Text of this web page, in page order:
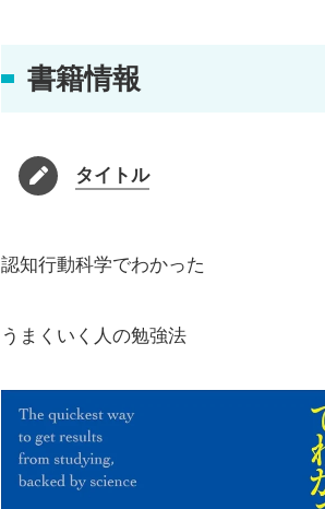
書籍情報
タイトル
認知行動科学でわかった
うまくいく人の勉強法